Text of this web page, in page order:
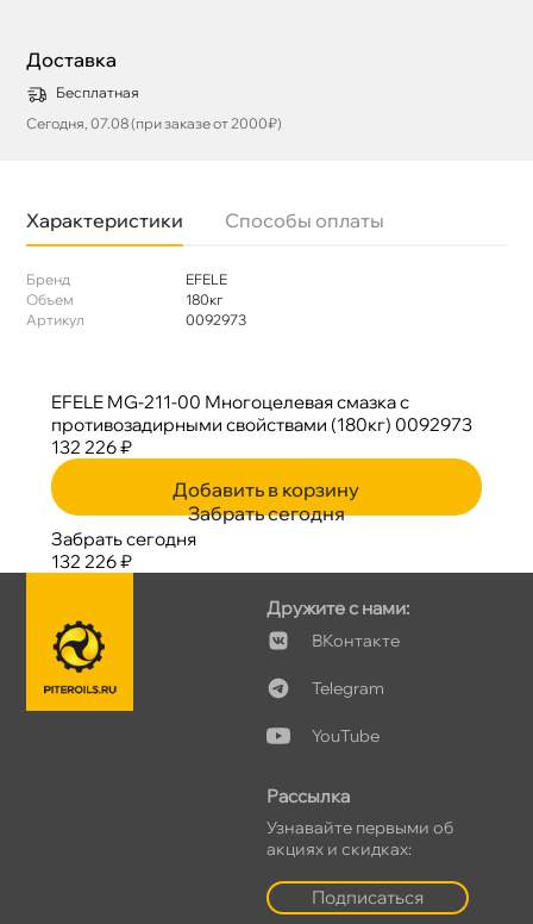
Доставка
Бесплатная
Сегодня, 07.08 (при заказе от 2000₽)
Характеристики Способы оплаты
Бренд
EFELE
Объем
180к
Артикул
0092973
EFELE MG-211-00 Многоцелевая смазка с
противозадирными свойствами (180кг) 0092973
132 226 ₽
Добавить в корзину
Забрать сегодня
Забрать сегодня
132 226 ₽
Дружите с нами:
Контакте
Telegram
YouTube
Рассылка
Узнавайте первыми о
акциях и скидках:
Подписаться